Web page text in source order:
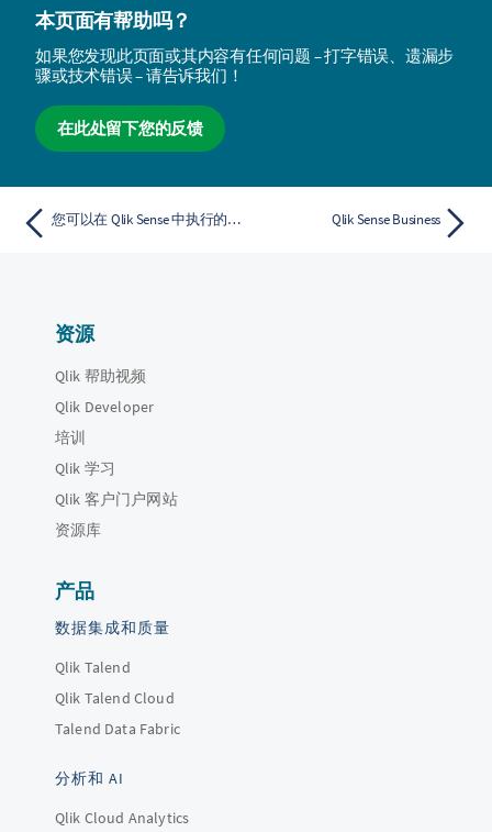
本页面有帮助吗？
如果您发现此页面或其内容有任何问题 – 打字错误、遗漏步
骤或技术错误 – 请告诉我们！
在此处留下您的反馈
您可以在 Qlik Sense 中执行的操作 Qlik Sense Business
资源
Qlik 帮助视频
Qlik Developer
培训
Qlik 学习
Qlik 客户门户网站
资源库
产品
数据集成和质量
Qlik Talend
Qlik Talend Cloud
Talend Data Fabric
分析和 AI
Qlik Cloud Analytics